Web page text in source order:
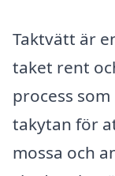
Taktvätt är
taket rent
process
takytan för
mossa och